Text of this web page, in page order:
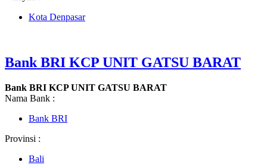
Kota Denpasar
Bank BRI KCP UNIT GATSU BARAT
Bank BRI KCP UNIT GATSU BARAT
Nama Bank :
Bank BRI
Provinsi :
Bali